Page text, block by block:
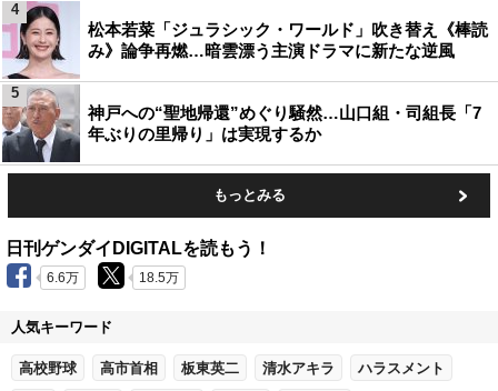
松本若菜「ジュラシック・ワールド」吹き替え《棒読
み》論争再燃…暗雲漂う主演ドラマに新たな逆風
4
神戸への“聖地帰還”めぐり騒然…山口組・司組長「7
年ぶりの里帰り」は実現するか
5
もっとみる
日刊ゲンダイDIGITALを読もう！
6.6万 18.5万
人気キーワード
高校野球 高市首相 板東英二 清水アキラ ハラスメント